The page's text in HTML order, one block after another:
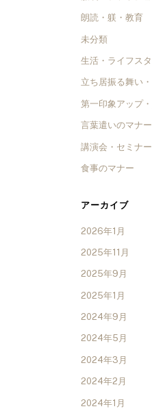
朗読・躾・教育
未分類
生活・ライフス
立ち居振る舞い
第一印象アップ
言葉遣いのマナー
講演会・セミナー
食事のマナー
アーカイブ
2026年1月
2025年11月
2025年9月
2025年1月
2024年9月
2024年5月
2024年3月
2024年2月
2024年1月